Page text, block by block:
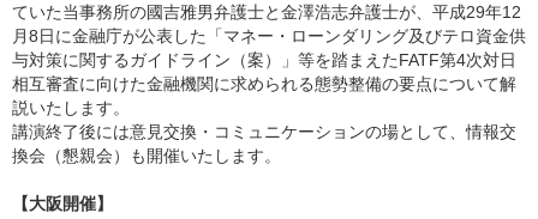
ていた当事務所の國吉雅男弁護士と金澤浩志弁護士が、平成29年12
月8日に金融庁が公表した「マネー・ローンダリング及びテロ資金供
与対策に関するガイドライン（案）」等を踏まえたFATF第4次対日
相互審査に向けた金融機関に求められる態勢整備の要点について解
説いたします。
講演終了後には意見交換・コミュニケーションの場として、情報交
換会（懇親会）も開催いたします。
【大阪開催】